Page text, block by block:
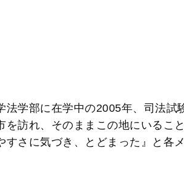
法学部に在学中の2005年、司法試
訪れ、そのままこの地にいるこ
さに気づき、とどまった』と各